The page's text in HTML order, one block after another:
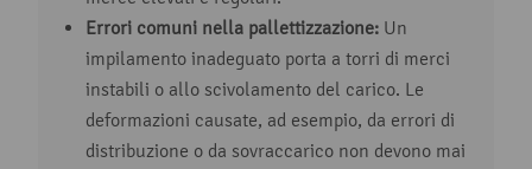
Errori comuni nella pallettizzazione: Un
impilamento inadeguato porta a torri di merci
instabili o allo scivolamento del carico. Le
deformazioni causate, ad esempio, da errori di
distribuzione o da sovraccarico non devono mai